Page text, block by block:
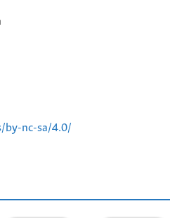
by-nc-sa/4.0/